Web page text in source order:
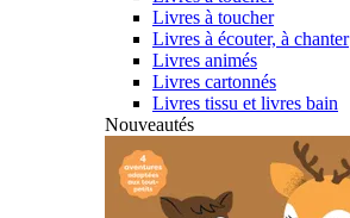
Livres à toucher
Livres à écouter, à chanter
Livres animés
Livres cartonnés
Livres tissu et livres bain
Nouveautés